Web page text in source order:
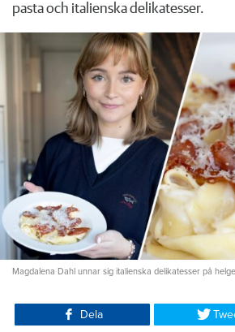
pasta och italienska delikatesser.
Magdalena Dahl unnar sig italienska delikatesser på
Dela